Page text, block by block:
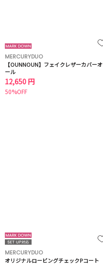
MERCURYDUO
【OUNNOUN】フェイクレザーカバーオ
ール
12,650 円
50%OFF
MERCURYDUO
オリジナルロービングチェックPコート